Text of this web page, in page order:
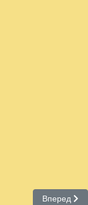
Вперед